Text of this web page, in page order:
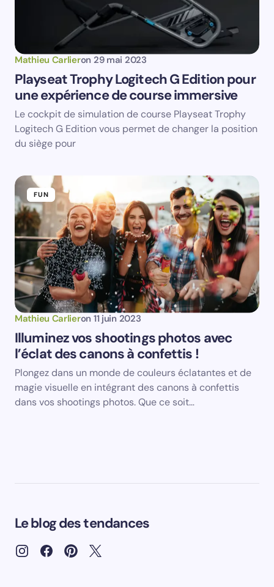
Mathieu Carlieron 29 mai 2023
Playseat Trophy Logitech G Edition pour
une expérience de course immersive
Le cockpit de simulation de course Playseat Trophy
Logitech G Edition vous permet de changer la position
du siège pour
FUN
Mathieu Carlieron 11 juin 2023
Illuminez vos shootings photos avec
l’éclat des canons à confettis !
Plongez dans un monde de couleurs éclatantes et de
magie visuelle en intégrant des canons à confettis
dans vos shootings photos. Que ce soit…
Le blog des tendances